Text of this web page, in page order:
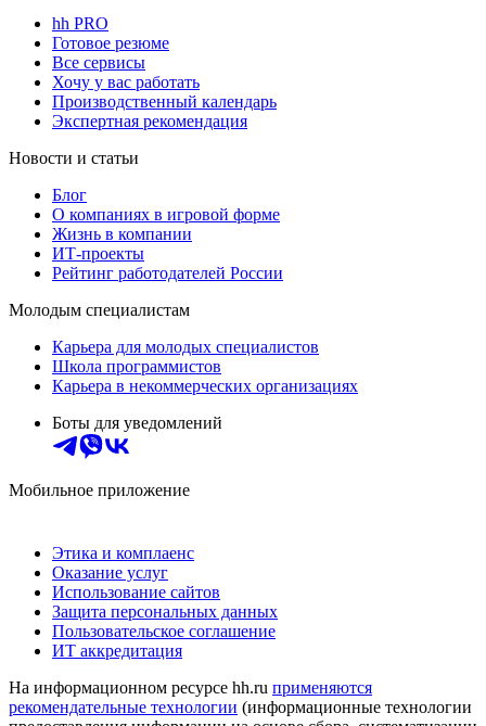
hh PRO
Готовое резюме
Все сервисы
Хочу у вас работать
Производственный календарь
Экспертная рекомендация
Новости и статьи
Блог
О компаниях в игровой форме
Жизнь в компании
ИТ-проекты
Рейтинг работодателей России
Молодым специалистам
Карьера для молодых специалистов
Школа программистов
Карьера в некоммерческих организациях
Боты для уведомлений
Мобильное приложение
Этика и комплаенс
Оказание услуг
Использование сайтов
Защита персональных данных
Пользовательское соглашение
ИТ аккредитация
На информационном ресурсе hh.ru применяются
рекомендательные технологии (информационные технологии